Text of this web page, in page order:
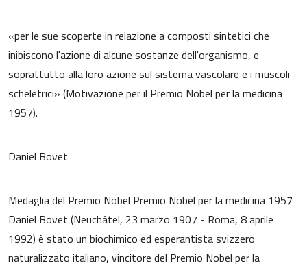
«per le sue scoperte in relazione a composti sintetici che
inibiscono l'azione di alcune sostanze dell'organismo, e
soprattutto alla loro azione sul sistema vascolare e i muscoli
scheletrici» (Motivazione per il Premio Nobel per la medicina
1957).
Daniel Bovet
Medaglia del Premio Nobel Premio Nobel per la medicina 1957
Daniel Bovet (Neuchâtel, 23 marzo 1907 - Roma, 8 aprile
1992) è stato un biochimico ed esperantista svizzero
naturalizzato italiano, vincitore del Premio Nobel per la